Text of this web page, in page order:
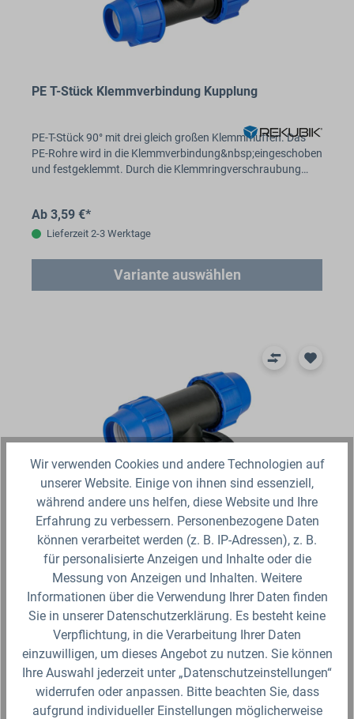
PE T-Stück Klemmverbindung Kupplung
PE-T-Stück 90° mit drei gleich großen Klemmmuffen. Das
PE-Rohre wird in die Klemmverbindung&nbsp;eingeschoben
und festgeklemmt. Durch die Klemmringverschraubung…
Ab 3,59 €*
Lieferzeit 2-3 Werktage
Variante auswählen
PE T-Stück Klemmverbindung mit Flansch
PE T-Stück Klemmverbindung mit Flansch Alle gängigen PE-
Rohre mit dem passenden Außendurchmesser können bei
diesem Winkel verwendet werden. Hierzu wird das PE-
Rohr…
Ab 22,29 €*
Lieferzeit 2-3 Werktage
Wir verwenden Cookies und andere Technologien auf
unserer Website. Einige von ihnen sind essenziell,
während andere uns helfen, diese Website und Ihre
Erfahrung zu verbessern. Personenbezogene Daten
können verarbeitet werden (z. B. IP-Adressen), z. B.
für personalisierte Anzeigen und Inhalte oder die
Messung von Anzeigen und Inhalten. Weitere
Informationen über die Verwendung Ihrer Daten finden
Sie in unserer Datenschutzerklärung. Es besteht keine
Verpflichtung, in die Verarbeitung Ihrer Daten
einzuwilligen, um dieses Angebot zu nutzen. Sie können
Ihre Auswahl jederzeit unter „Datenschutzeinstellungen“
widerrufen oder anpassen. Bitte beachten Sie, dass
aufgrund individueller Einstellungen möglicherweise